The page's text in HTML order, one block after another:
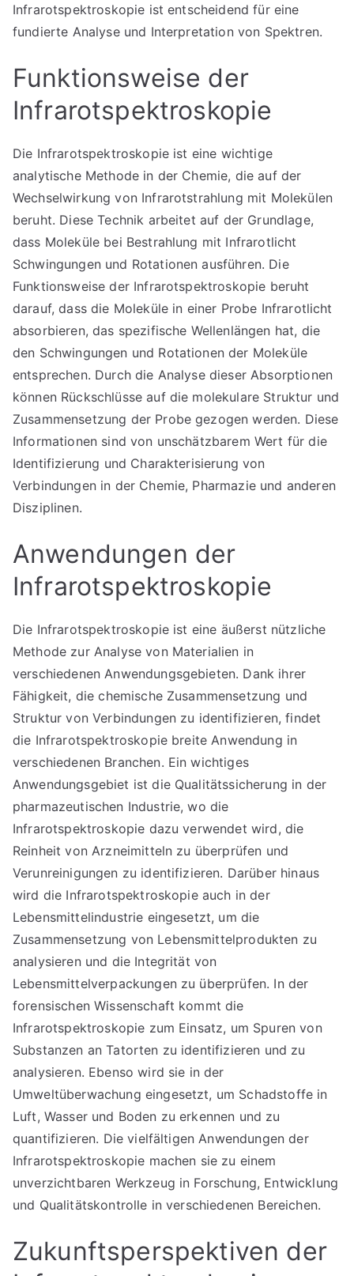
Infrarotspektroskopie ist entscheidend für eine
fundierte Analyse und Interpretation von Spektren.
Funktionsweise der
Infrarotspektroskopie
Die Infrarotspektroskopie ist eine wichtige
analytische Methode in der Chemie, die auf der
Wechselwirkung von Infrarotstrahlung mit Molekülen
beruht. Diese Technik arbeitet auf der Grundlage,
dass Moleküle bei Bestrahlung mit Infrarotlicht
Schwingungen und Rotationen ausführen. Die
Funktionsweise der Infrarotspektroskopie beruht
darauf, dass die Moleküle in einer Probe Infrarotlicht
absorbieren, das spezifische Wellenlängen hat, die
den Schwingungen und Rotationen der Moleküle
entsprechen. Durch die Analyse dieser Absorptionen
können Rückschlüsse auf die molekulare Struktur und
Zusammensetzung der Probe gezogen werden. Diese
Informationen sind von unschätzbarem Wert für die
Identifizierung und Charakterisierung von
Verbindungen in der Chemie, Pharmazie und anderen
Disziplinen.
Anwendungen der
Infrarotspektroskopie
Die Infrarotspektroskopie ist eine äußerst nützliche
Methode zur Analyse von Materialien in
verschiedenen Anwendungsgebieten. Dank ihrer
Fähigkeit, die chemische Zusammensetzung und
Struktur von Verbindungen zu identifizieren, findet
die Infrarotspektroskopie breite Anwendung in
verschiedenen Branchen. Ein wichtiges
Anwendungsgebiet ist die Qualitätssicherung in der
pharmazeutischen Industrie, wo die
Infrarotspektroskopie dazu verwendet wird, die
Reinheit von Arzneimitteln zu überprüfen und
Verunreinigungen zu identifizieren. Darüber hinaus
wird die Infrarotspektroskopie auch in der
Lebensmittelindustrie eingesetzt, um die
Zusammensetzung von Lebensmittelprodukten zu
analysieren und die Integrität von
Lebensmittelverpackungen zu überprüfen. In der
forensischen Wissenschaft kommt die
Infrarotspektroskopie zum Einsatz, um Spuren von
Substanzen an Tatorten zu identifizieren und zu
analysieren. Ebenso wird sie in der
Umweltüberwachung eingesetzt, um Schadstoffe in
Luft, Wasser und Boden zu erkennen und zu
quantifizieren. Die vielfältigen Anwendungen der
Infrarotspektroskopie machen sie zu einem
unverzichtbaren Werkzeug in Forschung, Entwicklung
und Qualitätskontrolle in verschiedenen Bereichen.
Zukunftsperspektiven der